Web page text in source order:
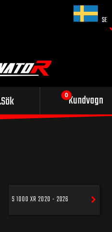
SE
Sök Kundvagn
Sportigt avgassystem
för din motorcykel
S 1000 XR 2020 - 2026